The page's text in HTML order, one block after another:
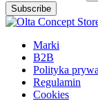
Subscribe
Marki
B2B
Polityka
Regulamin
Cookies